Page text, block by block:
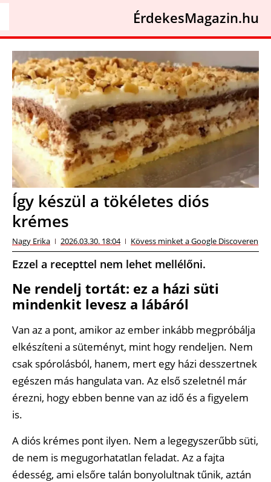
ÉrdekesMagazin.hu
Így készül a tökéletes diós
krémes
Nagy Erika 2026.03.30. 18:04 Kövess minket a Google Discoveren
Ezzel a recepttel nem lehet mellélőni.
Ne rendelj tortát: ez a házi süti
mindenkit levesz a lábáról
Van az a pont, amikor az ember inkább megpróbálja
elkészíteni a süteményt, mint hogy rendeljen. Nem
csak spórolásból, hanem, mert egy házi desszertnek
egészen más hangulata van. Az első szeletnél már
érezni, hogy ebben benne van az idő és a figyelem
is.
A diós krémes pont ilyen. Nem a legegyszerűbb süti,
de nem is megugorhatatlan feladat. Az a fajta
édesség, ami elsőre talán bonyolultnak tűnik, aztán